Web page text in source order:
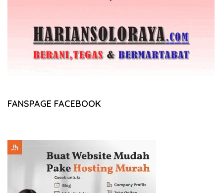
FANSPAGE FACEBOOK